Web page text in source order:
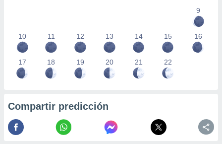
9
10 11 12 13 14 15 16
17 18 19 20 21 22
Compartir predicción